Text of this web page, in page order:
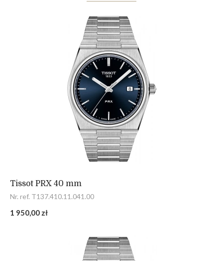
Tissot PRX 40 mm
Nr. ref. T137.410.11.041.00
1 950,00 zł